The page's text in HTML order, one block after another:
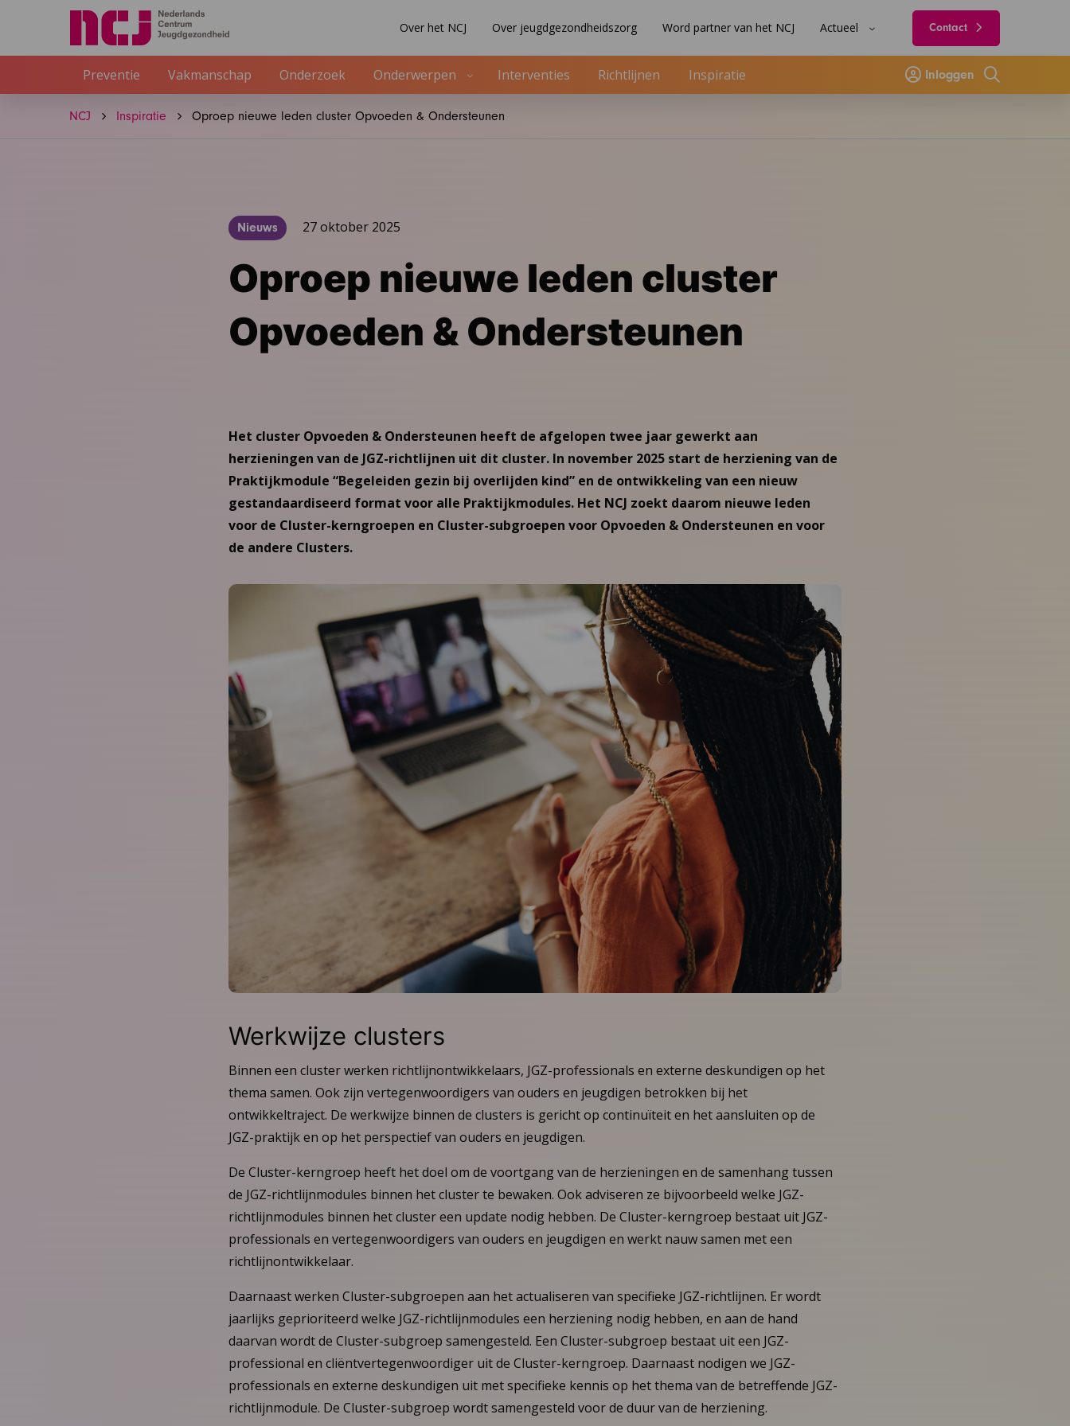
Over het NCJ Over jeugdgezondheidszorg Word partner van het NCJ Actueel Contact
Preventie Vakmanschap Onderzoek Onderwerpen Interventies Richtlijnen Inspiratie Inloggen
Zoeken
NCJ Inspiratie Oproep nieuwe leden cluster Opvoeden & Ondersteunen
Nieuws 27 oktober 2025
Oproep nieuwe leden cluster
Opvoeden & Ondersteunen
Het cluster Opvoeden & Ondersteunen heeft de afgelopen twee jaar gewerkt aan
herzieningen van de JGZ-richtlijnen uit dit cluster. In november 2025 start de herziening van de
Praktijkmodule “Begeleiden gezin bij overlijden kind” en de ontwikkeling van een nieuw
gestandaardiseerd format voor alle Praktijkmodules. Het NCJ zoekt daarom nieuwe leden
voor de Cluster-kerngroepen en Cluster-subgroepen voor Opvoeden & Ondersteunen en voor
de andere Clusters.
Werkwijze clusters
Binnen een cluster werken richtlijnontwikkelaars, JGZ-professionals en externe deskundigen op het
thema samen. Ook zijn vertegenwoordigers van ouders en jeugdigen betrokken bij het
ontwikkeltraject. De werkwijze binnen de clusters is gericht op continuïteit en het aansluiten op de
JGZ-praktijk en op het perspectief van ouders en jeugdigen.
De Cluster-kerngroep heeft het doel om de voortgang van de herzieningen en de samenhang tussen
de JGZ-richtlijnmodules binnen het cluster te bewaken. Ook adviseren ze bijvoorbeeld welke JGZ-
richtlijnmodules binnen het cluster een update nodig hebben. De Cluster-kerngroep bestaat uit JGZ-
professionals en vertegenwoordigers van ouders en jeugdigen en werkt nauw samen met een
richtlijnontwikkelaar.
Daarnaast werken Cluster-subgroepen aan het actualiseren van specifieke JGZ-richtlijnen. Er wordt
jaarlijks geprioriteerd welke JGZ-richtlijnmodules een herziening nodig hebben, en aan de hand
daarvan wordt de Cluster-subgroep samengesteld. Een Cluster-subgroep bestaat uit een JGZ-
professional en cliëntvertegenwoordiger uit de Cluster-kerngroep. Daarnaast nodigen we JGZ-
professionals en externe deskundigen uit met specifieke kennis op het thema van de betreffende JGZ-
richtlijnmodule. De Cluster-subgroep wordt samengesteld voor de duur van de herziening.